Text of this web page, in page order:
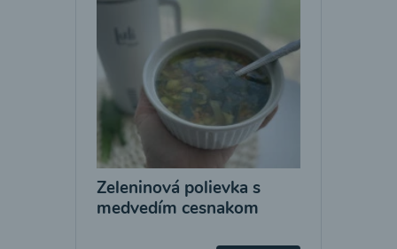
Zeleninová polievka s
medvedím cesnakom